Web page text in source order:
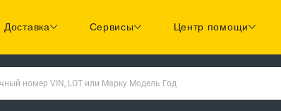
Доставка Сервисы Центр помощи
номер VIN, LOT или Марку Модель Год